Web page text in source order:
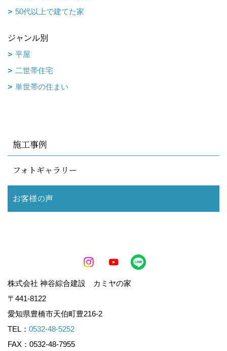
50代以上で建てた家
ジャンル別
平屋
二世帯住宅
単世帯の住まい
施工事例
フォトギャラリー
お客様の声
株式会社 神谷綜合建設 カミヤの家
〒441-8122
愛知県豊橋市天伯町豊216-2
TEL： 0532-48-5252
FAX：0532-48-7955